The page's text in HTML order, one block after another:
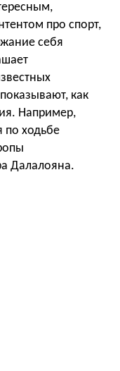
про спорт,
себя
как
Например,
по ходьбе
Далалояна.